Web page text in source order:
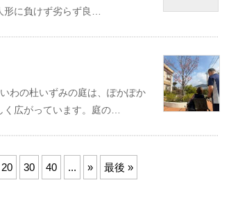
に負けず劣らず良…
わの杜いずみの庭は、ぽかぽか
広がっています。庭の…
20 30 40 ... » 最後 »